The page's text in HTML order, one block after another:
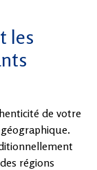
les
de votre
régions